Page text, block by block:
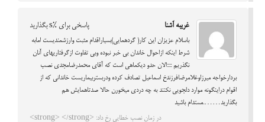
غریبه آشنا پاسخی برای %s بگذارید
باسلام عزیزان این کار( گردهمایی)بسیاراقدام مثبت وارزشمندیست امابه
شرط اینکه ازاحوال خاندان بی خبر نبوده وبی تفاوت ازگرفتاریهای آنان
نگذریم ::::الان حدو دیکماهی است که آقای محمدرضامجدی نصب
بردارخواجه میرزاوغلامرضافرزندخ اسماعیل تصادف کرده ودربستربیماریست خاندانی که از
اقوام دراینگونه موارد دلجویی نکنند به چه دردی میخورن حالا صدتاهمایش هم
بگذارید…….مستدام باشید
در زمان نصب خطایی رخ داد: <strong> </strong>